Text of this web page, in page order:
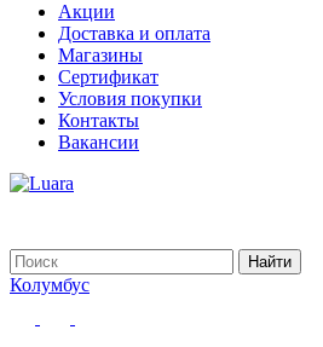
Акции
Доставка и оплата
Магазины
Сертификат
Условия покупки
Контакты
Вакансии
Колумбус